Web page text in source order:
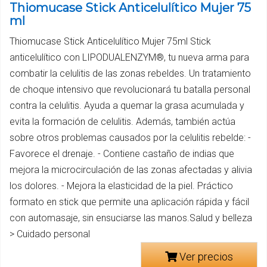
Thiomucase Stick Anticelulítico Mujer 75
ml
Thiomucase Stick Anticelulítico Mujer 75ml Stick
anticelulítico con LIPODUALENZYM®, tu nueva arma para
combatir la celulitis de las zonas rebeldes. Un tratamiento
de choque intensivo que revolucionará tu batalla personal
contra la celulitis. Ayuda a quemar la grasa acumulada y
evita la formación de celulitis. Además, también actúa
sobre otros problemas causados por la celulitis rebelde: -
Favorece el drenaje. - Contiene castaño de indias que
mejora la microcirculación de las zonas afectadas y alivia
los dolores. - Mejora la elasticidad de la piel. Práctico
formato en stick que permite una aplicación rápida y fácil
con automasaje, sin ensuciarse las manos.Salud y belleza
> Cuidado personal
Ver precios